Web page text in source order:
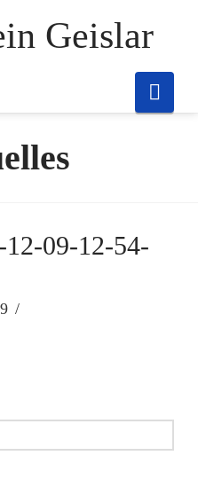
09-12-54-